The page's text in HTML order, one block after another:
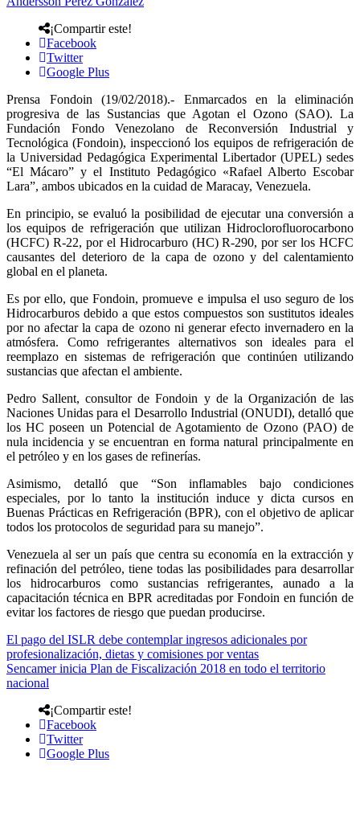
¡Compartir este!
Facebook
Twitter
Google Plus
Prensa Fondoin (19/02/2018).- Enmarcados en la eliminación
progresiva de las Sustancias que Agotan el Ozono (SAO). La
Fundación Fondo Venezolano de Reconversión Industrial y
Tecnológica (Fondoin), inspeccionó los equipos de refrigeración de
la Universidad Pedagógica Experimental Libertador (UPEL) sedes
“El Mácaro” y el Instituto Pedagógico «Rafael Alberto Escobar
Lara”, ambos ubicados en la cuidad de Maracay, Venezuela.
En principio, se evaluó la posibilidad de ejecutar una conversión a
los equipos de refrigeración que utilizan Hidroclorofluorocarbono
(HCFC) R-22, por el Hidrocarburo (HC) R-290, por ser los HCFC
causantes del deterioro de la capa de ozono y del calentamiento
global en el planeta.
Es por ello, que Fondoin, promueve e impulsa el uso seguro de los
Hidrocarburos debido a que estos compuestos son sustitutos ideales
por no afectar la capa de ozono ni generar efecto invernadero en la
atmósfera. Como refrigerantes alternativos son ideales para el
reemplazo en sistemas de refrigeración que continúen utilizando
sustancias que afectan el ambiente.
Pedro Sallent, consultor de Fondoin y de la Organización de las
Naciones Unidas para el Desarrollo Industrial (ONUDI), detalló que
los HC poseen un Potencial de Agotamiento de Ozono (PAO) de
nula incidencia y se encuentran en forma natural principalmente en
el petróleo y en los gases de refinerías.
Asimismo, detalló que “Son inflamables bajo condiciones
especiales, por lo tanto la institución induce y dicta cursos en
Buenas Prácticas en Refrigeración (BPR), con el objetivo de aplicar
todos los protocolos de seguridad para su manejo”.
Venezuela al ser un país que centra su economía en la extracción y
refinación del petróleo, tiene todas las posibilidades para desarrollar
los hidrocarburos como sustancias refrigerantes, aunado a la
capacitación técnica en BPR acreditadas por Fondoin en función de
evitar los factores de riesgo que puedan producirse.
El pago del ISLR debe contemplar ingresos adicionales por
profesionalización, dietas y comisiones por ventas
Sencamer inicia Plan de Fiscalización 2018 en todo el territorio
nacional
¡Compartir este!
Facebook
Twitter
Google Plus